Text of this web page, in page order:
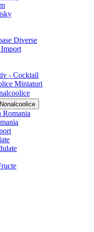
Diverse
- Cocktail
Miniaturi
Nonalcoolice
Romania